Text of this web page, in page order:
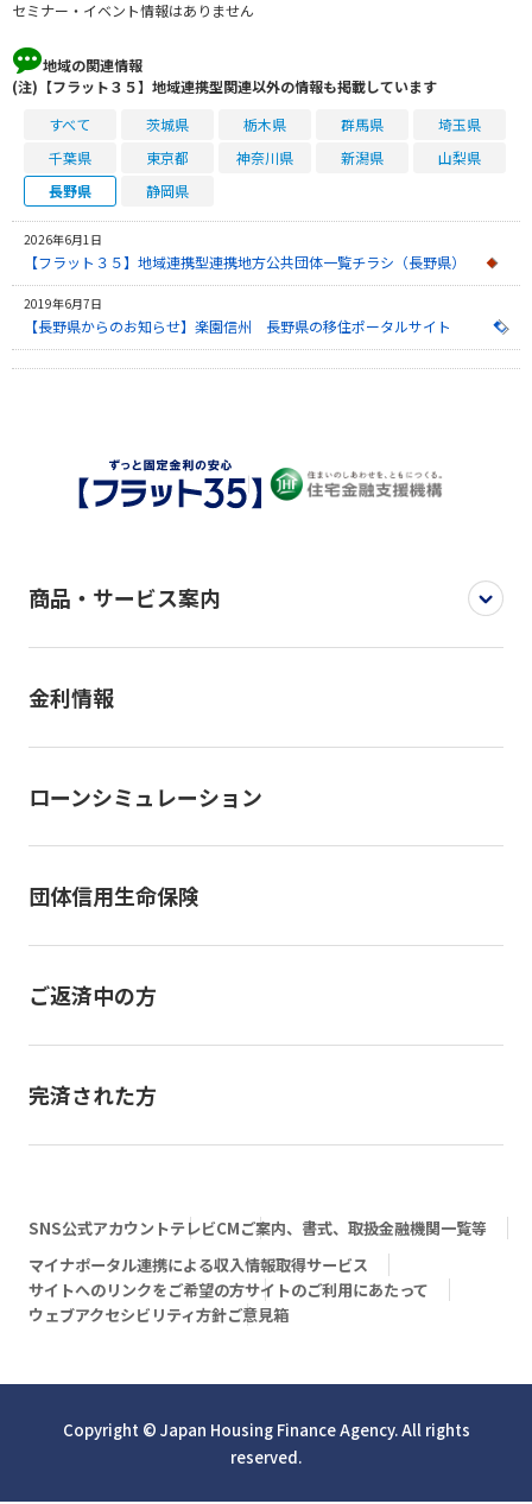
セミナー・イベント情報はありません
地域の関連情報
(注)【フラット３５】地域連携型関連以外の情報も掲載しています
すべて
茨城県 栃木県 群馬県
埼玉県
千葉県
東京都 神奈川県 新潟県
山梨県
長野県
静岡県
2026年6月1日
【フラット３５】地域連携型連携地方公共団体一覧チラシ（長野県）
2019年6月7日
【長野県からのお知らせ】楽園信州 長野県の移住ポータルサイト
商品・サービス案内
金利情報
ローンシミュレーション
団体信用生命保険
ご返済中の方
完済された方
SNS公式アカウントテレビCMご案内、書式、取扱金融機関一覧等
マイナポータル連携による収入情報取得サービス
サイトへのリンクをご希望の方サイトのご利用にあたって
ウェブアクセシビリティ方針ご意見箱
Copyright © Japan Housing Finance Agency. All rights
reserved.